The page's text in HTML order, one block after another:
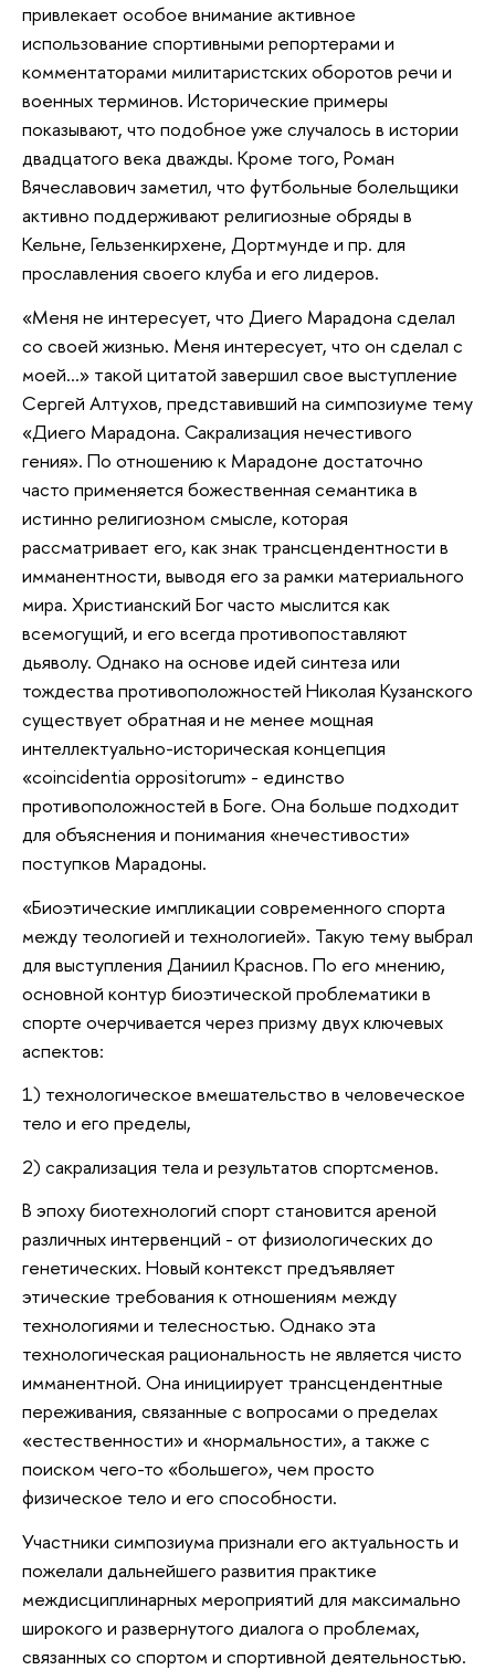
привлекает особое внимание активное
использование спортивными репортерами и
комментаторами милитаристских оборотов речи и
военных терминов. Исторические примеры
показывают, что подобное уже случалось в истории
двадцатого века дважды. Кроме того, Роман
Вячеславович заметил, что футбольные болельщики
активно поддерживают религиозные обряды в
Кельне, Гельзенкирхене, Дортмунде и пр. для
прославления своего клуба и его лидеров.
«Меня не интересует, что Диего Марадона сделал
со своей жизнью. Меня интересует, что он сделал с
моей…» такой цитатой завершил свое выступление
Сергей Алтухов, представивший на симпозиуме тему
«Диего Марадона. Сакрализация нечестивого
гения». По отношению к Марадоне достаточно
часто применяется божественная семантика в
истинно религиозном смысле, которая
рассматривает его, как знак трансцендентности в
имманентности, выводя его за рамки материального
мира. Христианский Бог часто мыслится как
всемогущий, и его всегда противопоставляют
дьяволу. Однако на основе идей синтеза или
тождества противоположностей Николая Кузанского
существует обратная и не менее мощная
интеллектуально-историческая концепция
«coincidentia oppositorum» - единство
противоположностей в Боге. Она больше подходит
для объяснения и понимания «нечестивости»
поступков Марадоны.
«Биоэтические импликации современного спорта
между теологией и технологией». Такую тему выбрал
для выступления Даниил Краснов. По его мнению,
основной контур биоэтической проблематики в
спорте очерчивается через призму двух ключевых
аспектов:
1) технологическое вмешательство в человеческое
тело и его пределы,
2) сакрализация тела и результатов спортсменов.
В эпоху биотехнологий спорт становится ареной
различных интервенций - от физиологических до
генетических. Новый контекст предъявляет
этические требования к отношениям между
технологиями и телесностью. Однако эта
технологическая рациональность не является чисто
имманентной. Она инициирует трансцендентные
переживания, связанные с вопросами о пределах
«естественности» и «нормальности», а также с
поиском чего-то «большего», чем просто
физическое тело и его способности.
Участники симпозиума признали его актуальность и
пожелали дальнейшего развития практике
междисциплинарных мероприятий для максимально
широкого и развернутого диалога о проблемах,
связанных со спортом и спортивной деятельностью.